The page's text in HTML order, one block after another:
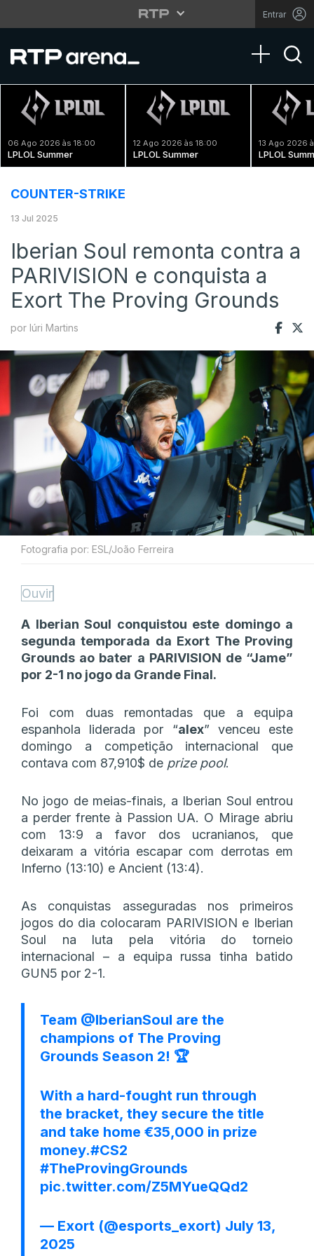
Entrar
Toggle
06 Ago 2026 às 18:00
LPLOL Summer
12 Ago 2026 às 18:00
LPLOL Summer
13 Ago 2026
LPLOL
COUNTER-STRIKE
13 Jul 2025
Iberian Soul remonta contra a
PARIVISION e conquista a
Exort The Proving Grounds
por Iúri Martins
Fotografia por: ESL/João Ferreira
Ouvir
A Iberian Soul conquistou este domingo a
segunda temporada da Exort The Proving
Grounds ao bater a PARIVISION de “Jame”
por 2-1 no jogo da Grande Final.
Foi com duas remontadas que a equipa
espanhola liderada por “alex” venceu este
domingo a competição internacional que
contava com 87,910$ de prize pool.
No jogo de meias-finais, a Iberian Soul entrou
a perder frente à Passion UA. O Mirage abriu
com 13:9 a favor dos ucranianos, que
deixaram a vitória escapar com derrotas em
Inferno (13:10) e Ancient (13:4).
As conquistas asseguradas nos primeiros
jogos do dia colocaram PARIVISION e Iberian
Soul na luta pela vitória do torneio
internacional – a equipa russa tinha batido
GUN5 por 2-1.
Team @IberianSoul are the
champions of The Proving
Grounds Season 2! 🏆
With a hard-fought run through
the bracket, they secure the title
and take home €35,000 in prize
money.#CS2
#TheProvingGrounds
pic.twitter.com/Z5MYueQQd2
— Exort (@esports_exort) July 13,
2025